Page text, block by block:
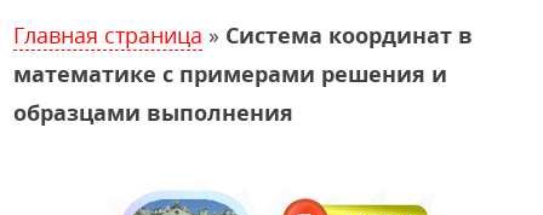
Главная страница » Система координат в
математике с примерами решения и
образцами выполнения